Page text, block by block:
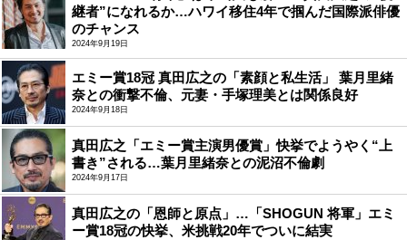
継者”になれるか…ハワイ移住4年で掴んだ国際派俳優
のチャンス
2024年9月19日
エミー賞18冠 真田広之の「素顔と私生活」 葉月里緒
奈との衝撃不倫、元妻・手塚理美とは関係良好
2024年9月18日
真田広之「エミー賞主演男優賞」快挙でようやく“上
書き”される…葉月里緒奈との泥沼不倫劇
2024年9月17日
真田広之の「恩師と原点」…「SHOGUN 将軍」エミ
ー賞18冠の快挙、米挑戦20年でついに結実